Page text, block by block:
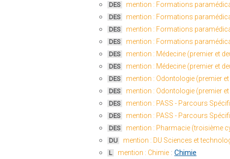
DES mention : Formations
DES mention : Formations
DES mention : Formations
DES mention : Formations
DES mention : Médecine (premier et
DES mention : Médecine (premier et
DES mention : Odontologie (premier
DES mention : Odontologie (premier
DES mention : PASS - Parcours
DES mention : PASS - Parcours
DES mention : Pharmacie (troisième
DU mention : DU Sciences et
L mention : Chimie : Chimie